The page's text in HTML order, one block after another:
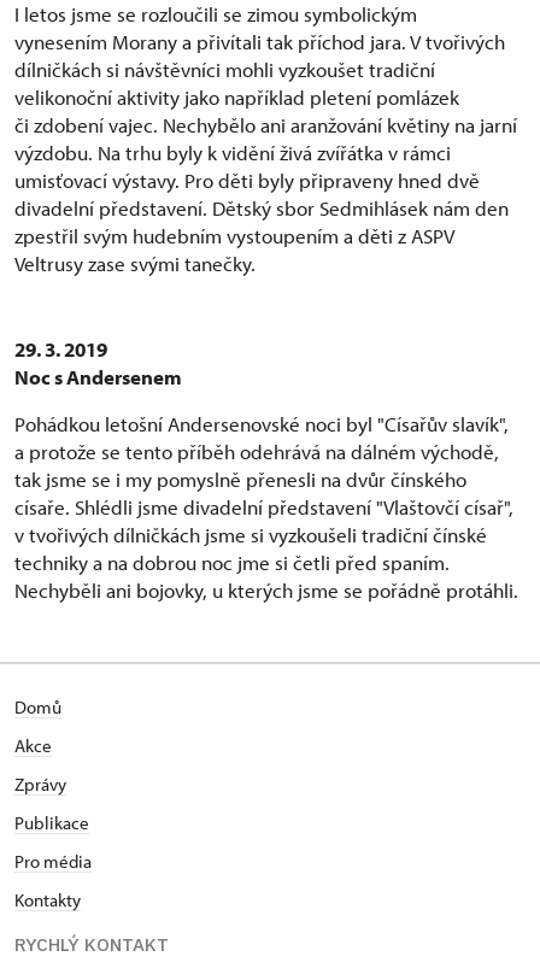
I letos jsme se rozloučili se zimou symbolickým
vynesením Morany a přivítali tak příchod jara. V tvořivých
dílničkách si návštěvníci mohli vyzkoušet tradiční
velikonoční aktivity jako například pletení pomlázek
či zdobení vajec. Nechybělo ani aranžování květiny na jarní
výzdobu. Na trhu byly k vidění živá zvířátka v rámci
umisťovací výstavy. Pro děti byly připraveny hned dvě
divadelní představení. Dětský sbor Sedmihlásek nám den
zpestřil svým hudebním vystoupením a děti z ASPV
Veltrusy zase svými tanečky.
29. 3. 2019
Noc s Andersenem
Pohádkou letošní Andersenovské noci byl "Císařův slavík",
a protože se tento příběh odehrává na dálném východě,
tak jsme se i my pomyslně přenesli na dvůr čínského
císaře. Shlédli jsme divadelní představení "Vlaštovčí císař",
v tvořivých dílničkách jsme si vyzkoušeli tradiční čínské
techniky a na dobrou noc jme si četli před spaním.
Nechyběli ani bojovky, u kterých jsme se pořádně protáhli.
Domů
Akce
Zprávy
Publikace
Pro média
Kontakty
RYCHLÝ KONTAKT